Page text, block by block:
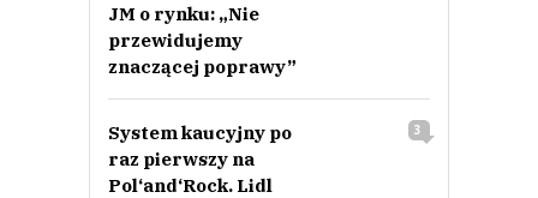
JM o rynku: „Nie
przewidujemy
znaczącej poprawy”
System kaucyjny po
raz pierwszy na
Pol‘and‘Rock. Lidl
3